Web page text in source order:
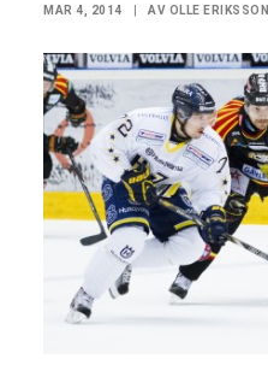
MAR 4, 2014 AV OLLE ERIKSSON